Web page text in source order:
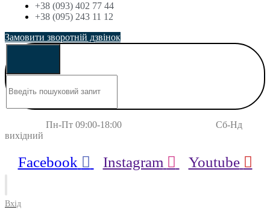
+38 (093) 402 77 44
+38 (095) 243 11 12
Замовити зворотній дзвінок
Пн-Пт 09:00-18:00 Сб-Нд
вихідний
Facebook Instagram Youtube
Вхід